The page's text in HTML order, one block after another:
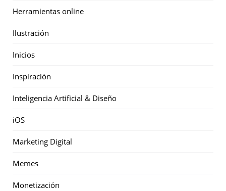
Herramientas online
Ilustración
Inicios
Inspiración
Inteligencia Artificial & Diseño
iOS
Marketing Digital
Memes
Monetización